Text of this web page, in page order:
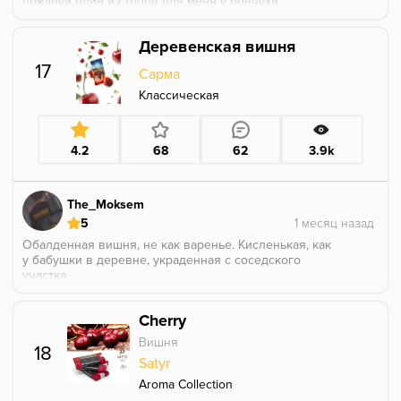
17
Деревенская вишня
Сарма
Классическая
4.2 68 62 3.9k
The_Moksem
5
Обалденная вишня, не как варенье. Кисленькая, как
у бабушки в деревне, украденная с соседского
участка.
18
Cherry
Вишня
Satyr
Aroma Collection